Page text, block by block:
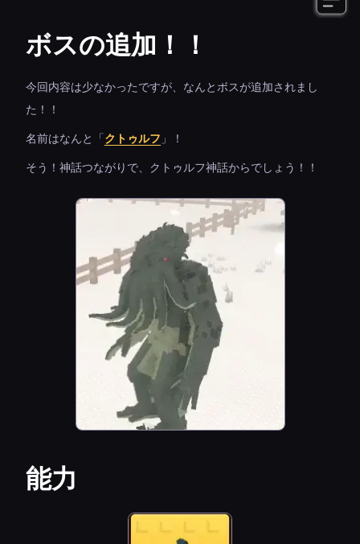
ボスの追加！！
今回内容は少なかったですが、なんとボスが追加されまし
た！！
名前はなんと「クトゥルフ 」！
そう！神話つながりで、クトゥルフ神話からでしょう！！
能力